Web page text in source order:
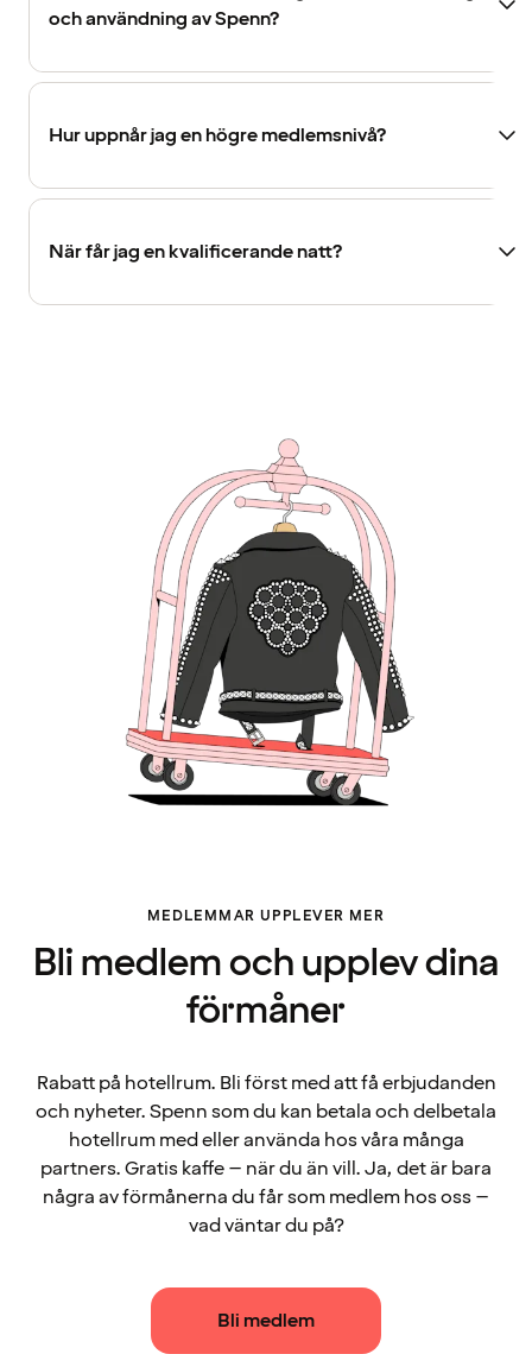
och användning av Spenn?
Hur uppnår jag en högre medlemsnivå?
När får jag en kvalificerande natt?
MEDLEMMAR UPPLEVER MER
Bli medlem och upplev dina
förmåner
Rabatt på hotellrum. Bli först med att få erbjudanden
och nyheter. Spenn som du kan betala och delbetala
hotellrum med eller använda hos våra många
partners. Gratis kaffe – när du än vill. Ja, det är bara
några av förmånerna du får som medlem hos oss –
vad väntar du på?
Bli medlem